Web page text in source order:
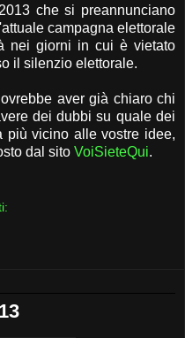
che si preannunciano
campagna elettorale
nei giorni in cui è vietato
il silenzio elettorale.
aver già chiaro chi
dei dubbi su quale dei
più vicino alle vostre idee,
dal sito VoiSieteQui.